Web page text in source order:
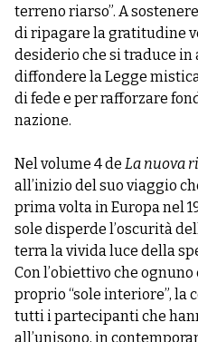
terreno riarso”. A
di ripagare la gratitudine
desiderio che si traduce in
diffondere la Legge
di fede e per rafforzare
nazione.
Nel volume 4 de La nuova
all’inizio del suo viaggio
prima volta in Europa nel
sole disperde l’oscurità
terra la vivida luce della
Con l’obiettivo che
proprio “sole interiore”, la
tutti i partecipanti che
all’unisono, in